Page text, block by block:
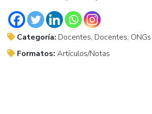
Categoría: Docentes, Docentes, ONGs
Formatos: Artículos/Notas